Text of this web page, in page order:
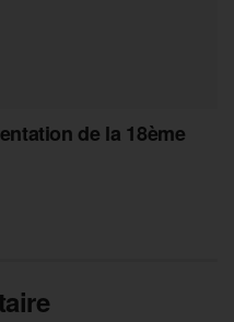
de la 18ème